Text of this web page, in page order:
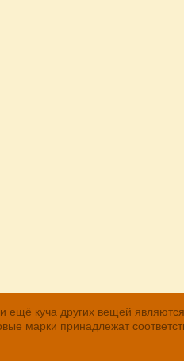
куча других вещей
марки принадлежат